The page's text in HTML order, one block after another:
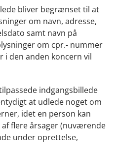
bliver begrænset til at
om navn, adresse,
samt navn på
om cpr.- nummer
i den anden koncern vil
indgangsbillede
at udlede noget om
idet en person kan
flere årsager (nuværende
under oprettelse,